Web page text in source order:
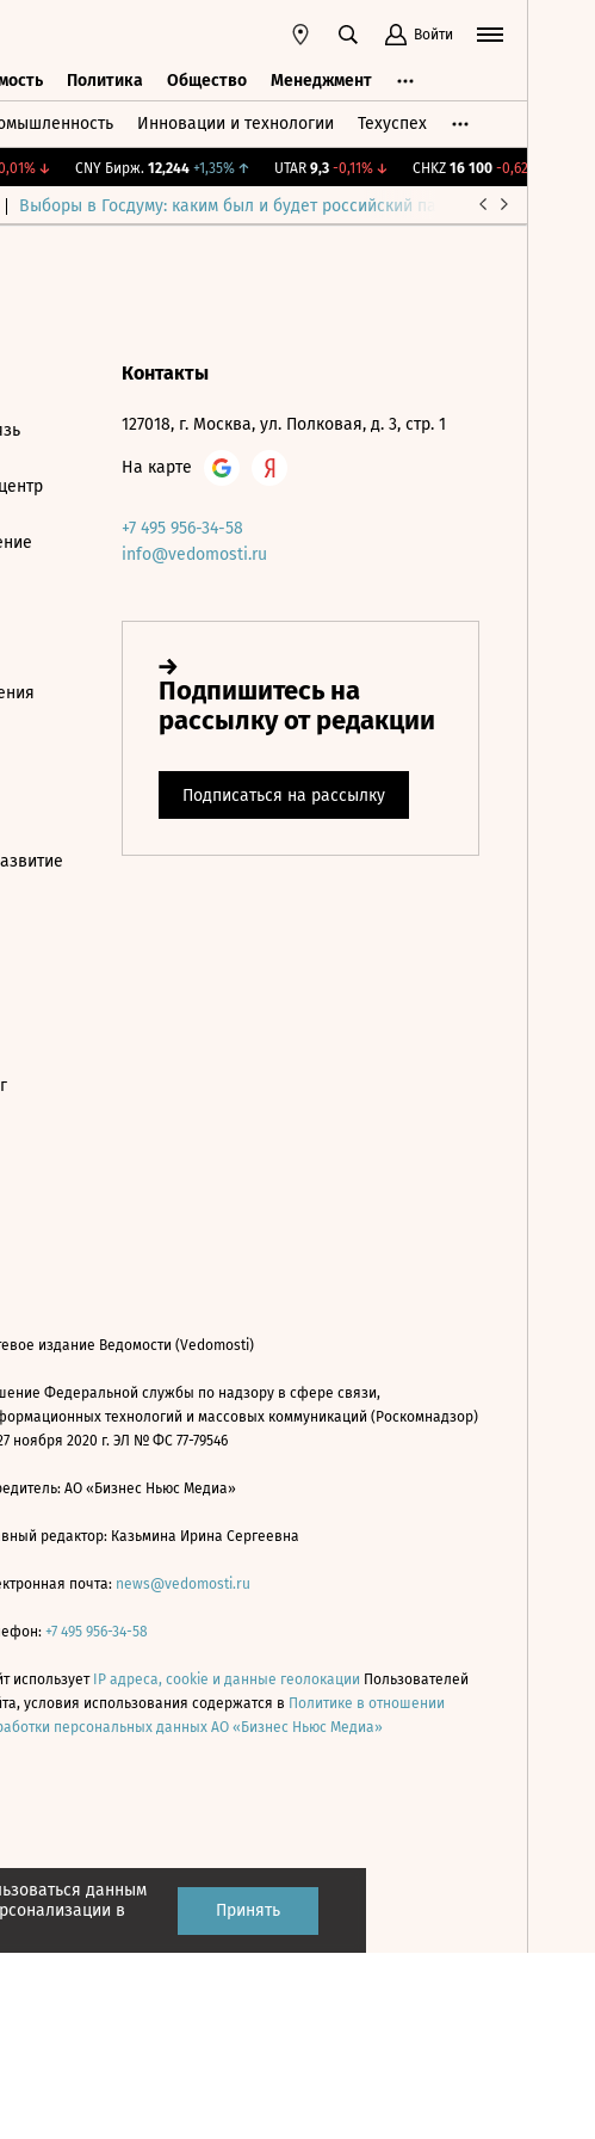
Войти
Политика Общество Менеджмент
Инновации и технологии Техуспех
↓ CNY Бирж. 12,244 +1,35%↑ UTAR 9,3 -0,11%↓ CHKZ 16 100 -0,62%
Выборы в Госдуму: каким был и будет российский парламент
данным
в
Принять
Контакты
127018, г. Москва, ул. Полковая, д. 3, стр. 1
На карте
+7 495 956-34-58
info@vedomosti.ru
издание Ведомости (Vedomosti)
Федеральной службы по надзору в сфере связи,
технологий и массовых коммуникаций (Роскомнадзор)
ноября 2020 г. ЭЛ № ФС 77-79546
АО «Бизнес Ньюс Медиа»
редактор: Казьмина Ирина Сергеевна
почта: news@vedomosti.ru
+7 495 956-34-58
использует IP адреса, cookie и данные геолокации Пользователей
условия использования содержатся в Политике в отношении
персональных данных АО «Бизнес Ньюс Медиа»